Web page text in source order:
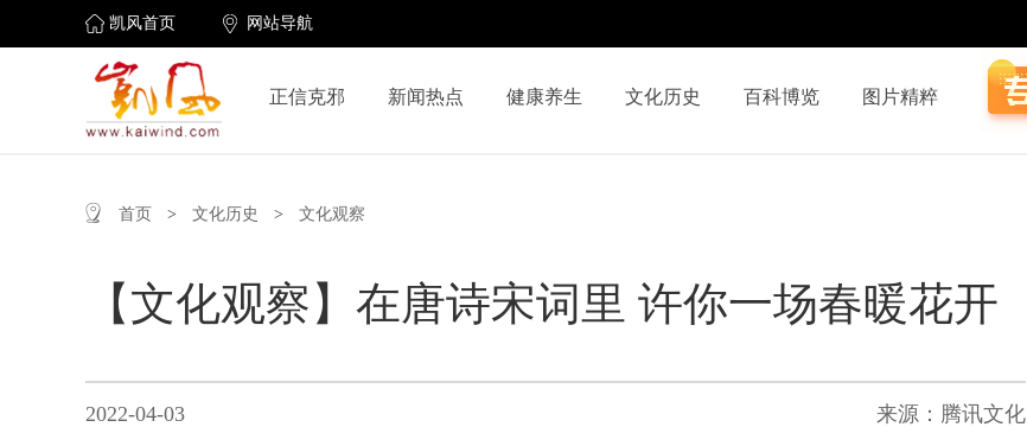
凯风首页 网站导航
正信克邪 新闻热点 健康养生 文化历史 百科博览 图片精粹
首页 > 文化历史 > 文化观察
【文化观察】在唐诗宋词里 许你一场春暖花开
2022-04-03 来源：腾讯文化